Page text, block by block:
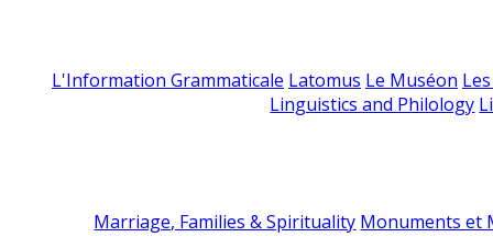
L'Information Grammaticale Latomus Le Muséon
Linguistics and Philology
Marriage, Families & Spirituality Monuments et